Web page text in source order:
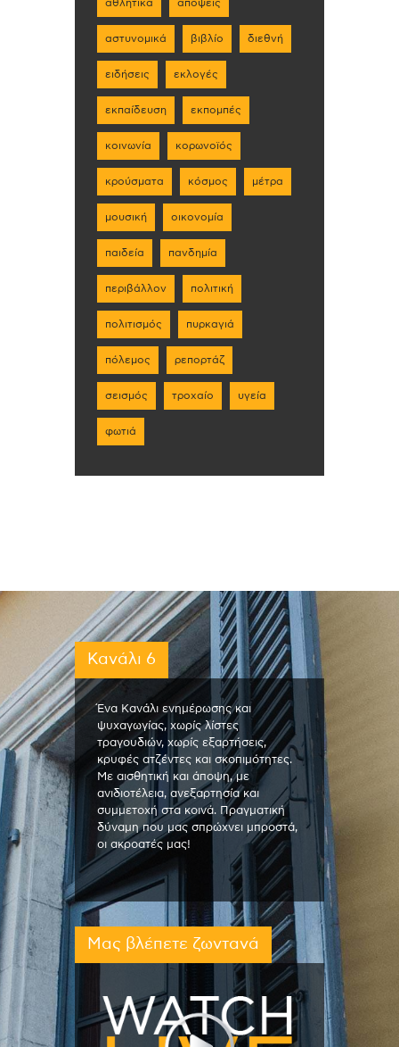
αθλητικά απόψεις
αστυνομικά βιβλίο διεθνή
ειδήσεις εκλογές
εκπαίδευση εκπομπές
κοινωνία κορωνοϊός
κρούσματα κόσμος μέτρα
μουσική οικονομία
παιδεία πανδημία
περιβάλλον πολιτική
πολιτισμός πυρκαγιά
πόλεμος ρεπορτάζ
σεισμός τροχαίο υγεία
φωτιά
Κανάλι 6
Ένα Κανάλι ενημέρωσης και
ψυχαγωγίας, χωρίς λίστες
τραγουδιών, χωρίς εξαρτήσεις,
κρυφές ατζέντες και σκοπιμότητες.
Με αισθητική και άποψη, με
ανιδιοτέλεια, ανεξαρτησία και
συμμετοχή στα κοινά. Πραγματική
δύναμη που μας σπρώχνει μπροστά,
οι ακροατές μας!
Μας βλέπετε ζωντανά